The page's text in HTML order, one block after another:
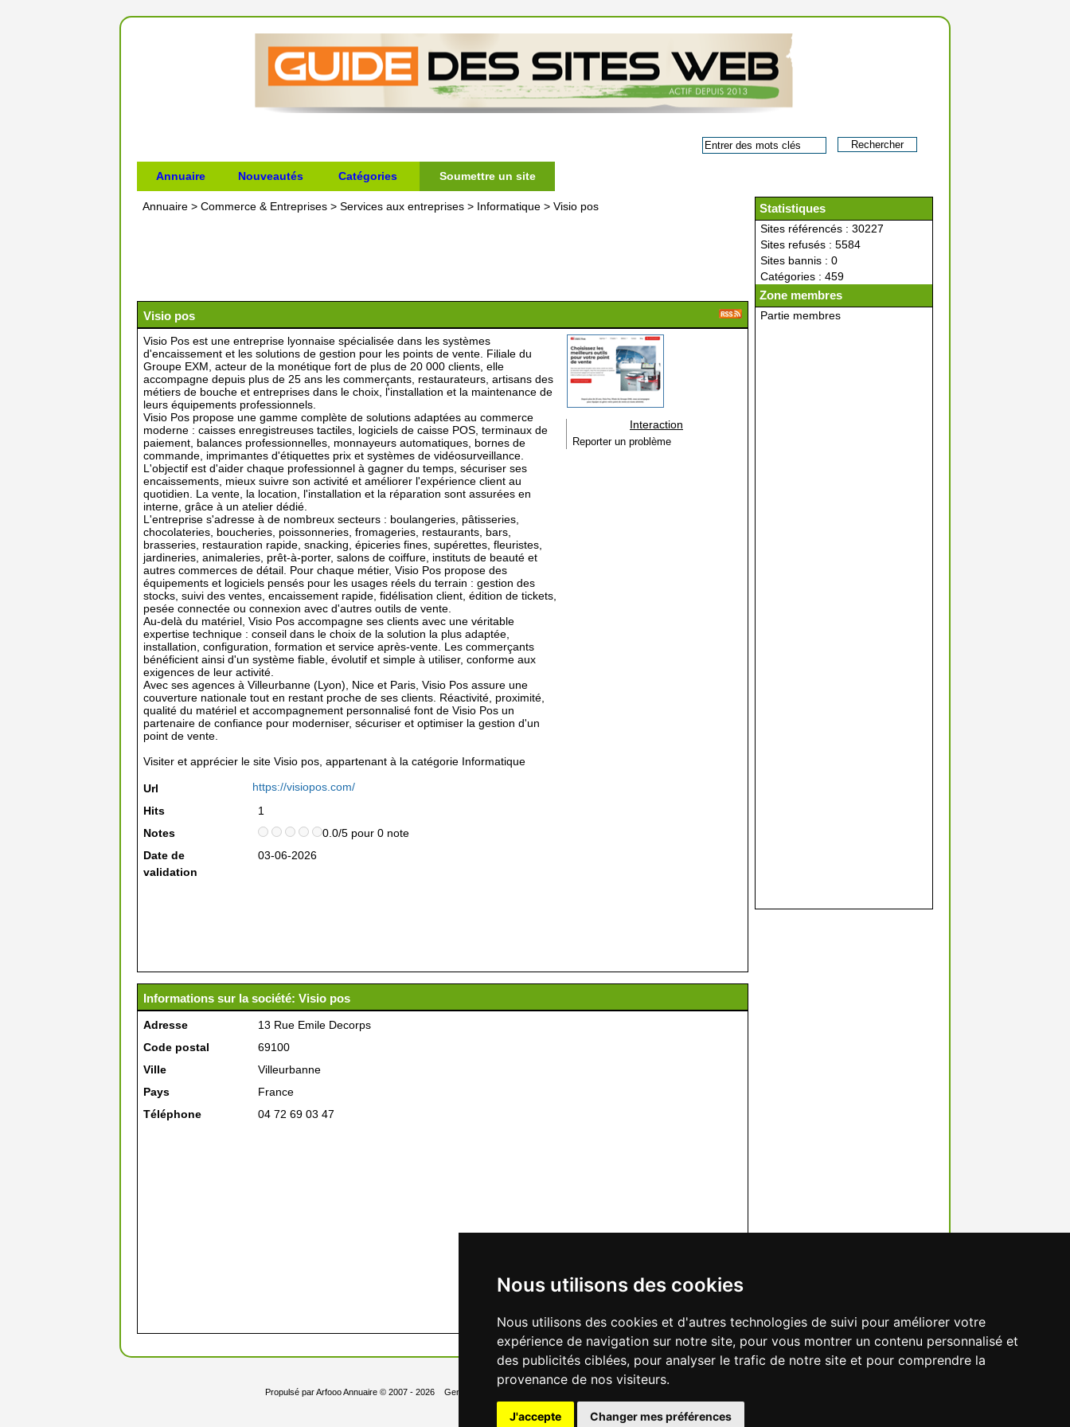
Nous utilisons des cookies
Nous utilisons des cookies et d'autres technologies de suivi pour améliorer votre
expérience de navigation sur notre site, pour vous montrer un contenu personnalisé et
des publicités ciblées, pour analyser le trafic de notre site et pour comprendre la
provenance de nos visiteurs.
J'accepte Changer mes préférences
Annuaire Nouveautés Catégories Soumettre un site
Statistiques
Sites référencés : 30227
Sites refusés : 5584
Sites bannis : 0
Catégories : 459
Zone membres
Partie membres
Annuaire > Commerce & Entreprises > Services aux entreprises > Informatique > Visio pos
Visio pos
Visio Pos est une entreprise lyonnaise spécialisée dans les systèmes
d'encaissement et les solutions de gestion pour les points de vente. Filiale du
Groupe EXM, acteur de la monétique fort de plus de 20 000 clients, elle
accompagne depuis plus de 25 ans les commerçants, restaurateurs, artisans des
métiers de bouche et entreprises dans le choix, l'installation et la maintenance de
leurs équipements professionnels.
Visio Pos propose une gamme complète de solutions adaptées au commerce
moderne : caisses enregistreuses tactiles, logiciels de caisse POS, terminaux de
paiement, balances professionnelles, monnayeurs automatiques, bornes de
commande, imprimantes d'étiquettes prix et systèmes de vidéosurveillance.
L'objectif est d'aider chaque professionnel à gagner du temps, sécuriser ses
encaissements, mieux suivre son activité et améliorer l'expérience client au
quotidien. La vente, la location, l'installation et la réparation sont assurées en
interne, grâce à un atelier dédié.
L'entreprise s'adresse à de nombreux secteurs : boulangeries, pâtisseries,
chocolateries, boucheries, poissonneries, fromageries, restaurants, bars,
brasseries, restauration rapide, snacking, épiceries fines, supérettes, fleuristes,
jardineries, animaleries, prêt-à-porter, salons de coiffure, instituts de beauté et
autres commerces de détail. Pour chaque métier, Visio Pos propose des
équipements et logiciels pensés pour les usages réels du terrain : gestion des
stocks, suivi des ventes, encaissement rapide, fidélisation client, édition de tickets,
pesée connectée ou connexion avec d'autres outils de vente.
Au-delà du matériel, Visio Pos accompagne ses clients avec une véritable
expertise technique : conseil dans le choix de la solution la plus adaptée,
installation, configuration, formation et service après-vente. Les commerçants
bénéficient ainsi d'un système fiable, évolutif et simple à utiliser, conforme aux
exigences de leur activité.
Avec ses agences à Villeurbanne (Lyon), Nice et Paris, Visio Pos assure une
couverture nationale tout en restant proche de ses clients. Réactivité, proximité,
qualité du matériel et accompagnement personnalisé font de Visio Pos un
partenaire de confiance pour moderniser, sécuriser et optimiser la gestion d'un
point de vente.
Visiter et apprécier le site Visio pos, appartenant à la catégorie Informatique
Url
https://visiopos.com/
Hits
1
Notes
0.0/5 pour 0 note
Date de
validation
03-06-2026
Interaction
Reporter un problème
Informations sur la société: Visio pos
Adresse
13 Rue Emile Decorps
Code postal
69100
Ville
Villeurbanne
Pays
France
Téléphone
04 72 69 03 47
Propulsé parArfooo Annuaire© 2007 - 2026 Generated in 0.131 Queries: 6